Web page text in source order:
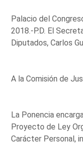
Palacio del
2018.-P.D. El
Diputados, Carlos
A la Comisión de
La Ponencia
Proyecto de Ley
Carácter Personal,